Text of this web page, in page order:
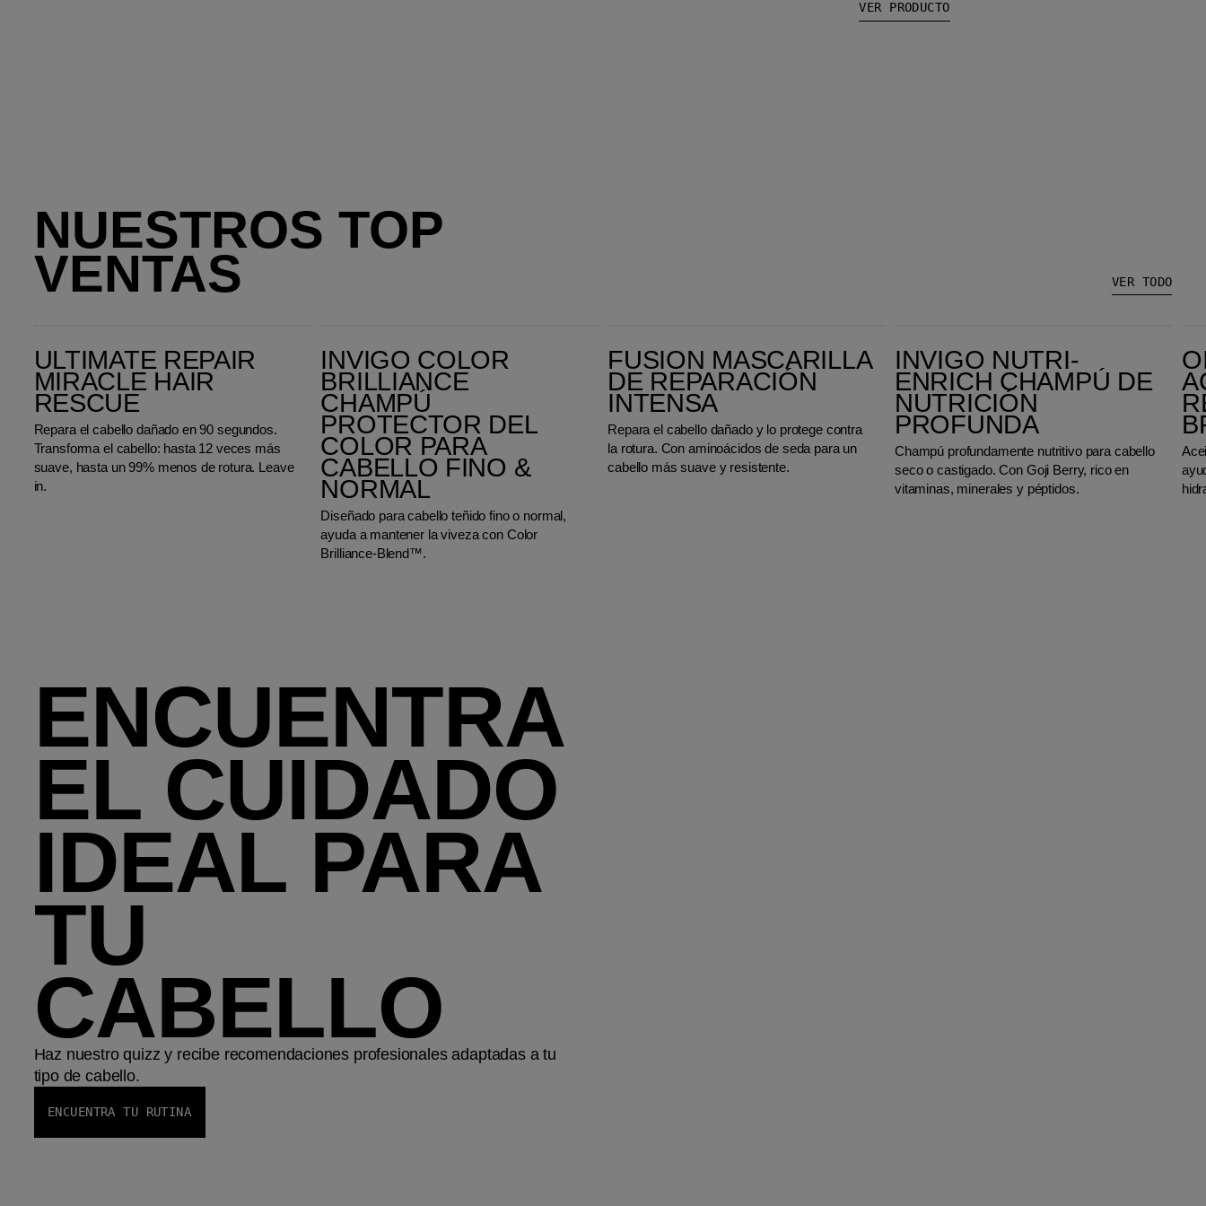
VER PRODUCTO
NUESTROS TOP
VENTAS VER TODO
ULTIMATE REPAIR
MIRACLE HAIR
RESCUE
Repara el cabello dañado en 90 segundos.
Transforma el cabello: hasta 12 veces más
suave, hasta un 99% menos de rotura. Leave
in.
INVIGO COLOR
BRILLIANCE
CHAMPÚ
PROTECTOR DEL
COLOR PARA
CABELLO FINO &
NORMAL
Diseñado para cabello teñido fino o normal,
ayuda a mantener la viveza con Color
Brilliance-Blend™.
FUSION MASCARILLA
DE REPARACIÓN
INTENSA
Repara el cabello dañado y lo protege contra
la rotura. Con aminoácidos de seda para un
cabello más suave y resistente.
INVIGO NUTRI-
ENRICH CHAMPÚ DE
NUTRICIÓN
PROFUNDA
Champú profundamente nutritivo para cabello
seco o castigado. Con Goji Berry, rico en
vitaminas, minerales y péptidos.
ENCUENTRA
EL CUIDADO
IDEAL PARA
TU
CABELLO
Haz nuestro quizz y recibe recomendaciones profesionales adaptadas a tu
tipo de cabello.
ENCUENTRA TU RUTINA